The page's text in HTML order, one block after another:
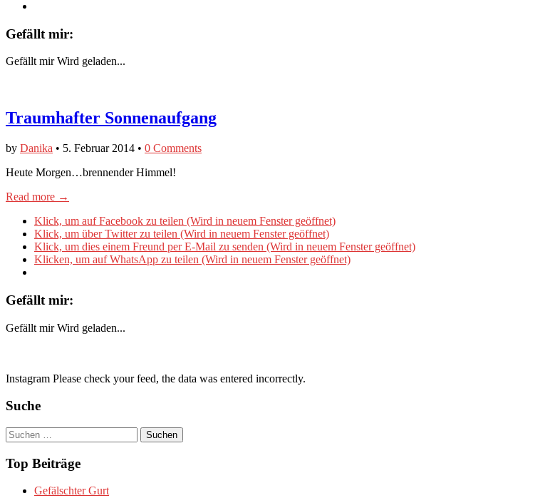
Gefällt mir:
Gefällt mir Wird geladen...
Traumhafter Sonnenaufgang
by Danika • 5. Februar 2014 • 0 Comments
Heute Morgen…brennender Himmel!
Read more →
Klick, um auf Facebook zu teilen (Wird in neuem Fenster geöffnet)
Klick, um über Twitter zu teilen (Wird in neuem Fenster geöffnet)
Klick, um dies einem Freund per E-Mail zu senden (Wird in neuem Fenster geöffnet)
Klicken, um auf WhatsApp zu teilen (Wird in neuem Fenster geöffnet)
Gefällt mir:
Gefällt mir Wird geladen...
Instagram Please check your feed, the data was entered incorrectly.
Suche
Suchen
nach:
Top Beiträge
Gefälschter Gurt